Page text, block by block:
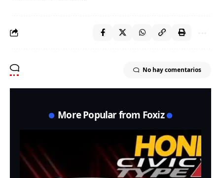
No hay comentarios
More Popular from Foxiz